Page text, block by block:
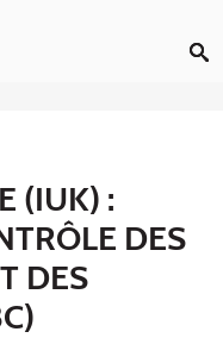
(IUK) :
DES
DES